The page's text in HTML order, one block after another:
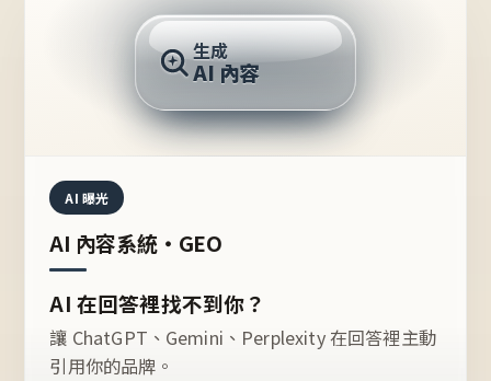
推薦的台灣品牌？
生成
AI 內容
AI 曝光
AI 內容系統・GEO
AI 在回答裡找不到你？
讓 ChatGPT、Gemini、Perplexity 在回答裡主動
引用你的品牌。